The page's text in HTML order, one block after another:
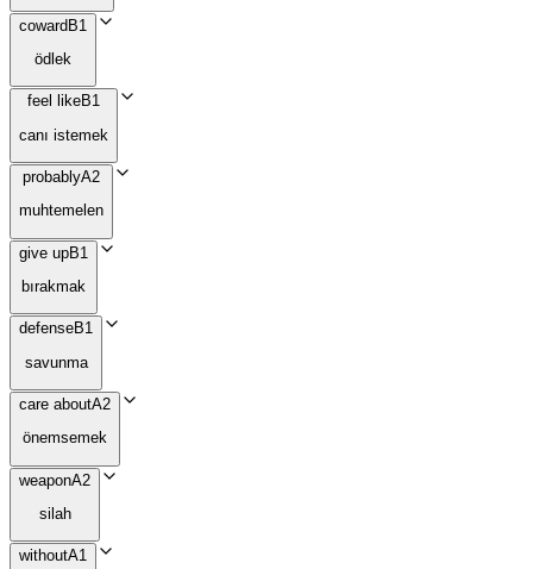
cowardB1
ödlek
feel likeB1
canı istemek
probablyA2
muhtemelen
give upB1
bırakmak
defenseB1
savunma
care aboutA2
önemsemek
weaponA2
silah
withoutA1